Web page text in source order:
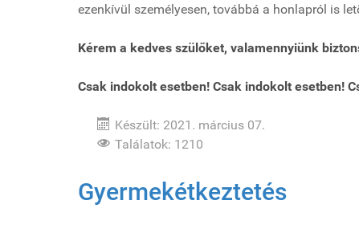
ezenkívül személyesen, továbbá a honlapról is
Kérem a kedves szülőket, valamennyiünk
Csak indokolt esetben! Csak indokolt esetben!
Készült: 2021. március 07.
Találatok: 1210
Gyermekétkeztetés